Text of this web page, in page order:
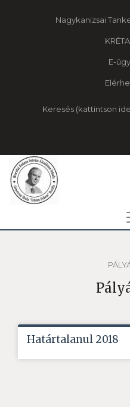
Nagykanizsai
E-
Keresés
Határtalanul 2018